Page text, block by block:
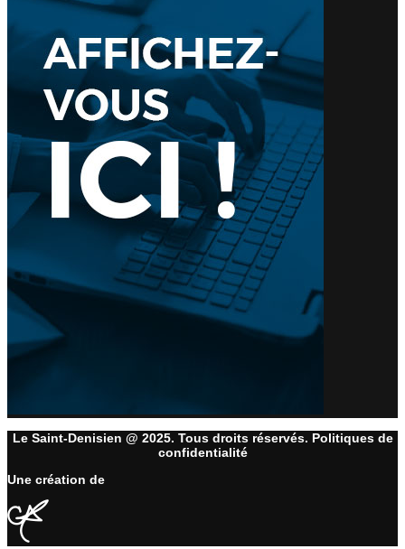
Le Saint-Denisien @ 2025. Tous droits réservés. Politiques de
confidentialité
Une création de